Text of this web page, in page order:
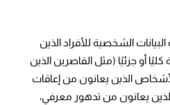
الشخصية للأفراد الذين
كليًا أو جزئيًا (مثل القاصرين الذين
عن 18 عامًا، والأشخاص الذين يعانون من إعاقات
الذين يعانون من تدهور معرفي،